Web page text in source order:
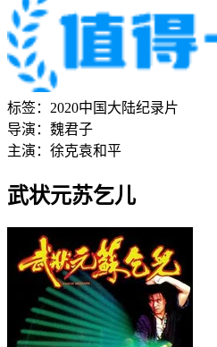
标签： 2020中国大陆纪录片
导演： 魏君子
主演： 徐克袁和平
武状元苏乞儿